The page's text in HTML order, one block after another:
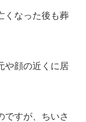
くなった後も葬
や顔の近くに居
ですが、ちいさ